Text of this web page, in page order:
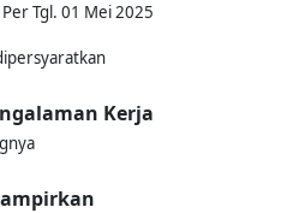
Tgl. 01 Mei 2025
Kerja